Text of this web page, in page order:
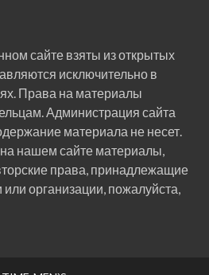
сайте взяты из открытых
исключительно в
Права на материалы
Администрация сайта
материала не несет.
нашем сайте материалы,
права, принадлежащие
организации, пожалуйста,